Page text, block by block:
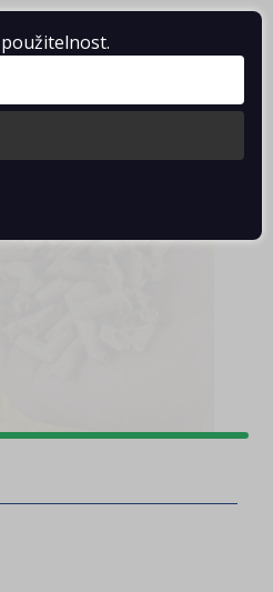
Košík je prázdný